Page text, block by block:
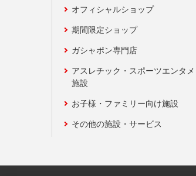
オフィシャルショップ
期間限定ショップ
ガシャポン専門店
アスレチック・スポーツエンタメ
施設
お子様・ファミリー向け施設
その他の施設・サービス